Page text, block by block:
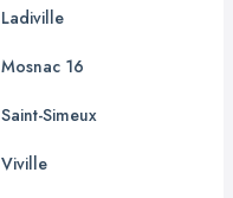
Ladiville
Mosnac 16
Saint-Simeux
Viville